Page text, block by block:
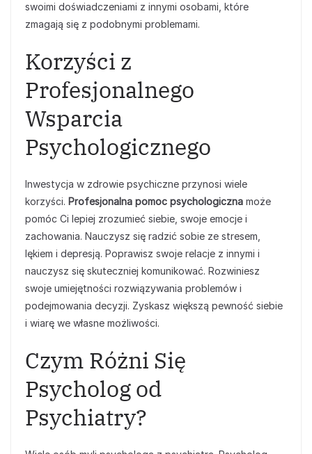
swoimi doświadczeniami z innymi osobami, które
zmagają się z podobnymi problemami.
Korzyści z
Profesjonalnego
Wsparcia
Psychologicznego
Inwestycja w zdrowie psychiczne przynosi wiele
korzyści. Profesjonalna pomoc psychologiczna może
pomóc Ci lepiej zrozumieć siebie, swoje emocje i
zachowania. Nauczysz się radzić sobie ze stresem,
lękiem i depresją. Poprawisz swoje relacje z innymi i
nauczysz się skuteczniej komunikować. Rozwiniesz
swoje umiejętności rozwiązywania problemów i
podejmowania decyzji. Zyskasz większą pewność siebie
i wiarę we własne możliwości.
Czym Różni Się
Psycholog od
Psychiatry?